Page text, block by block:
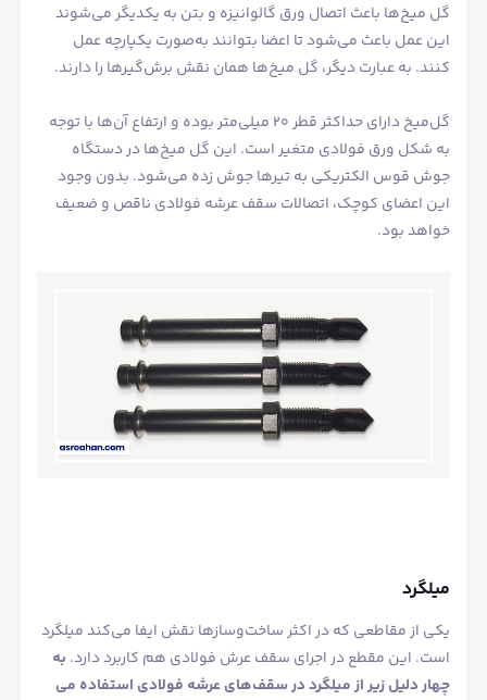
گل میخ‌ها باعث اتصال ورق گالوانیزه و بتن به یکدیگر می‌شوند
این عمل باعث می‌شود تا اعضا بتوانند به‌صورت یکپارچه عمل
کنند. به عبارت دیگر، گل میخ‌ها همان نقش برش‌گیرها را دارند.
گل‌میخ دارای حداکثر قطر 20 میلی‌متر بوده و ارتفاع آن‌ها با توجه
به شکل ورق فولادی متغیر است. این گل میخ‌ها در دستگاه
جوش قوس الکتریکی به تیرها جوش زده می‌شود. بدون وجود
این اعضای کوچک، اتصالات سقف عرشه فولادی ناقص و ضعیف
خواهد بود.
میلگرد
یکی از مقاطعی که در اکثر ساخت‌وساز‌ها نقش ایفا می‌کند میلگرد
است. این مقطع در اجرای سقف عرش فولادی هم کاربرد دارد. به
چهار دلیل زیر از میلگرد در سقف‌های عرشه فولادی استفاده می